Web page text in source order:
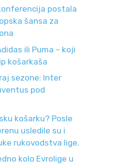
postala
šansa za
ili Puma – koji
košarkaša
sezone: Inter
pod
košarku? Posle
usledile su i
rukovodstva lige.
kolo Evrolige u